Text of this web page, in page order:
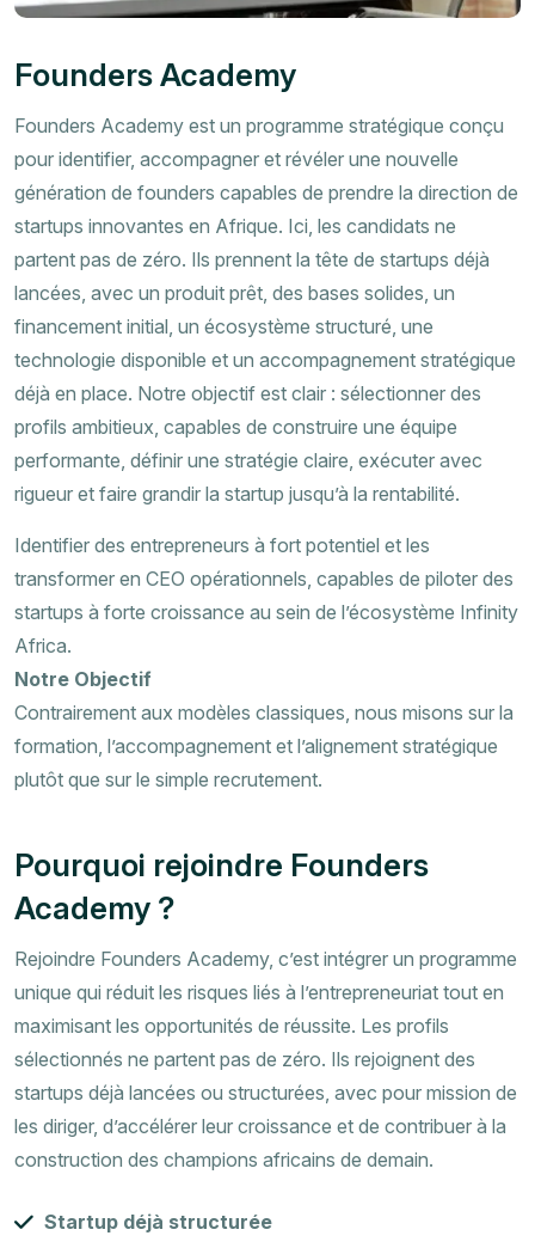
Founders Academy
Founders Academy est un programme stratégique conçu
pour identifier, accompagner et révéler une nouvelle
génération de founders capables de prendre la direction de
startups innovantes en Afrique. Ici, les candidats ne
partent pas de zéro. Ils prennent la tête de startups déjà
lancées, avec un produit prêt, des bases solides, un
financement initial, un écosystème structuré, une
technologie disponible et un accompagnement stratégique
déjà en place. Notre objectif est clair : sélectionner des
profils ambitieux, capables de construire une équipe
performante, définir une stratégie claire, exécuter avec
rigueur et faire grandir la startup jusqu’à la rentabilité.
Identifier des entrepreneurs à fort potentiel et les
transformer en CEO opérationnels, capables de piloter des
startups à forte croissance au sein de l’écosystème Infinity
Africa.
Notre Objectif
Contrairement aux modèles classiques, nous misons sur la
formation, l’accompagnement et l’alignement stratégique
plutôt que sur le simple recrutement.
Pourquoi rejoindre Founders
Academy ?
Rejoindre Founders Academy, c’est intégrer un programme
unique qui réduit les risques liés à l’entrepreneuriat tout en
maximisant les opportunités de réussite. Les profils
sélectionnés ne partent pas de zéro. Ils rejoignent des
startups déjà lancées ou structurées, avec pour mission de
les diriger, d’accélérer leur croissance et de contribuer à la
construction des champions africains de demain.
Startup déjà structurée